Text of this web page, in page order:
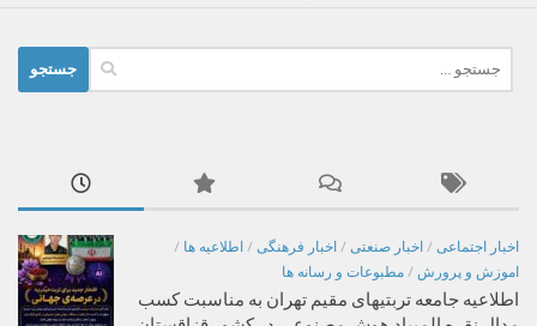
برای:
اخبار اجتماعی / اخبار صنعتی / اخبار فرهنگی / اطلاعیه ها /
اموزش و پرورش / مطبوعات و رسانه ها
اطلاعیه جامعه تربتیهای مقیم تهران به مناسبت کسب